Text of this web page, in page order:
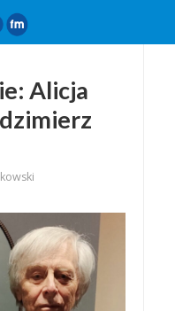
Alicja